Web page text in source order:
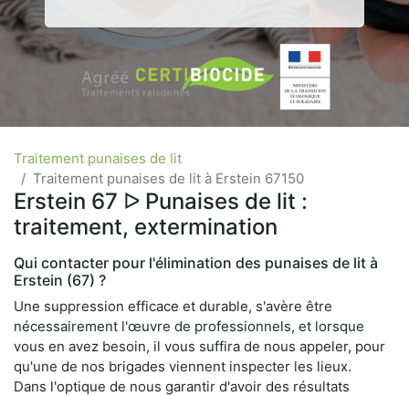
Traitement punaises de lit
Traitement punaises de lit à Erstein 67150
Erstein 67 ᐅ Punaises de lit :
traitement, extermination
Qui contacter pour l'élimination des punaises de lit à
Erstein (67) ?
Une suppression efficace et durable, s'avère être
nécessairement l'œuvre de professionnels, et lorsque
vous en avez besoin, il vous suffira de nous appeler, pour
qu'une de nos brigades viennent inspecter les lieux.
Dans l'optique de nous garantir d'avoir des résultats